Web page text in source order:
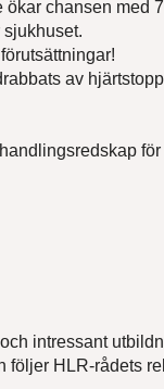
ökar chansen med
sjukhuset.
av
intressant
följer HLR-rådets
Förnamn*
Efternamn*